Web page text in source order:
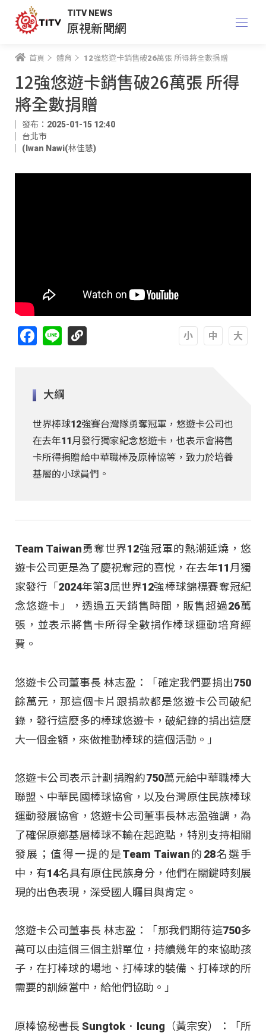
TITV NEWS
原視新聞網
首頁 體育 12強悠遊卡銷售破26萬張 所得將全數捐贈
12強悠遊卡銷售破26萬張 所得
將全數捐贈
發布：2025-01-15 12:40
台北市
(Iwan Nawi(林佳慧)
Facebook
Line
大綱
世界棒球12強賽台灣隊勇奪冠軍，悠遊卡公司也
在去年11月發行獨家紀念悠遊卡，也表示會將售
卡所得捐贈給中華職棒及原棒協等，致力於培養
基層的小球員們。
Team Taiwan勇奪世界12強冠軍的熱潮延燒，悠
遊卡公司更是為了慶祝奪冠的喜悅，在去年11月獨
家發行「2024年第3屆世界12強棒球錦標賽奪冠紀
念悠遊卡」，透過五天銷售時間，販售超過26萬
張，並表示將售卡所得全數捐作棒球運動培育經
費。
悠遊卡公司董事長 林志盈：「確定我們要捐出750
餘萬元，那這個卡片跟捐款都是悠遊卡公司破紀
錄，發行這麼多的棒球悠遊卡，破紀錄的捐出這麼
大一個金額，來做推動棒球的這個活動。」
悠遊卡公司表示計劃捐贈約750萬元給中華職棒大
聯盟、中華民國棒球協會，以及台灣原住民族棒球
運動發展協會，悠遊卡公司董事長林志盈強調，為
了確保原鄉基層棒球不輸在起跑點，特別支持相關
發展；值得一提的是Team Taiwan的28名選手
中，有14名具有原住民族身分，他們在關鍵時刻展
現的出色表現，深受國人矚目與肯定。
悠遊卡公司董事長 林志盈：「那我們期待這750多
萬可以由這個三個主辦單位，持續幾年的來協助孩
子，在打棒球的場地、打棒球的裝備、打棒球的所
需要的訓練當中，給他們協助。」
原棒協秘書長 Sungtok．Icung（黃宗安）：「所